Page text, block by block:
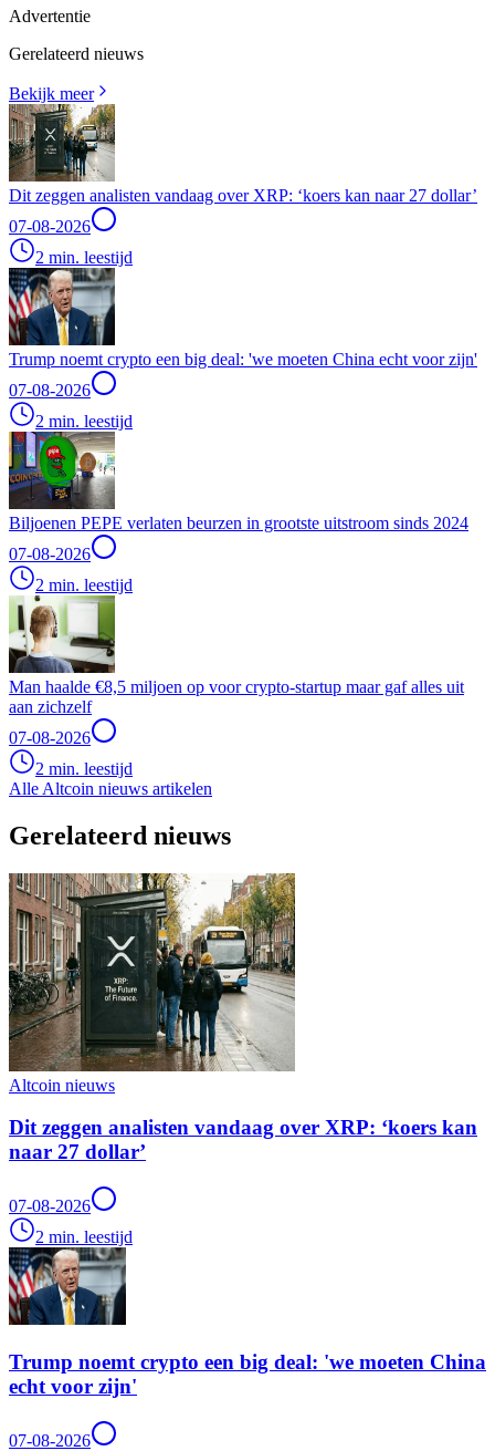
Advertentie
Gerelateerd nieuws
Bekijk meer
Dit zeggen analisten vandaag over XRP: ‘koers kan naar 27 dollar’
07-08-2026
2 min. leestijd
Trump noemt crypto een big deal: 'we moeten China echt voor zijn'
07-08-2026
2 min. leestijd
Biljoenen PEPE verlaten beurzen in grootste uitstroom sinds 2024
07-08-2026
2 min. leestijd
Man haalde €8,5 miljoen op voor crypto-startup maar gaf alles uit
aan zichzelf
07-08-2026
2 min. leestijd
Alle Altcoin nieuws artikelen
Gerelateerd nieuws
Altcoin nieuws
Dit zeggen analisten vandaag over XRP: ‘koers kan
naar 27 dollar’
07-08-2026
2 min. leestijd
Trump noemt crypto een big deal: 'we moeten China
echt voor zijn'
07-08-2026